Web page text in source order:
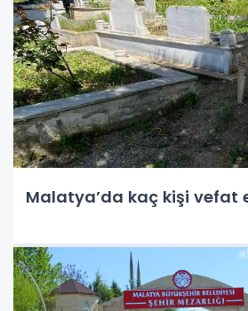
Malatya’da kaç kişi vefat